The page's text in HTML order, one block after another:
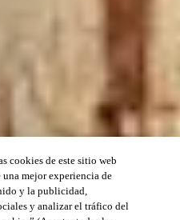
cookies de este sitio web
mejor experiencia de
y la publicidad,
y analizar el tráfico del